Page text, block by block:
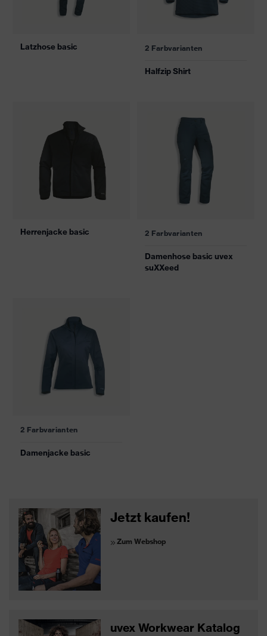
Latzhose basic 2 Farbvarianten
Halfzip Shirt
Herrenjacke basic 2 Farbvarianten
Damenhose basic uvex
suXXeed
2 Farbvarianten
Damenjacke basic
Jetzt kaufen!
Zum Webshop
uvex Workwear Katalog